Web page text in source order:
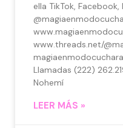
ella TikTok, Facebook,
www.threads.net/
Llamadas (222)
Nohemí
LEER MÁS »